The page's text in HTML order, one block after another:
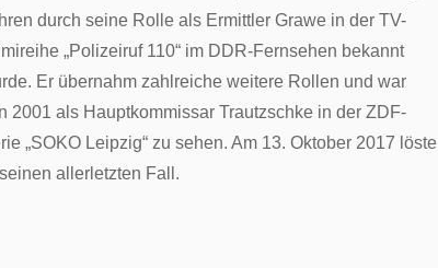
durch seine Rolle als Ermittler Grawe in der TV-
„Polizeiruf 110“ im DDR-Fernsehen bekannt
Er übernahm zahlreiche weitere Rollen und war
2001 als Hauptkommissar Trautzschke in der ZDF-
„SOKO Leipzig“ zu sehen. Am 13. Oktober 2017 löste
allerletzten Fall.